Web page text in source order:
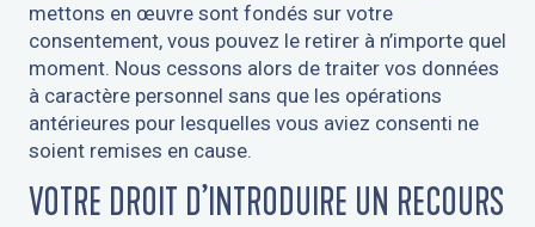
mettons en œuvre sont fondés sur votre
consentement, vous pouvez le retirer à n’importe quel
moment. Nous cessons alors de traiter vos données
à caractère personnel sans que les opérations
antérieures pour lesquelles vous aviez consenti ne
soient remises en cause.
VOTRE DROIT D’INTRODUIRE UN RECOURS